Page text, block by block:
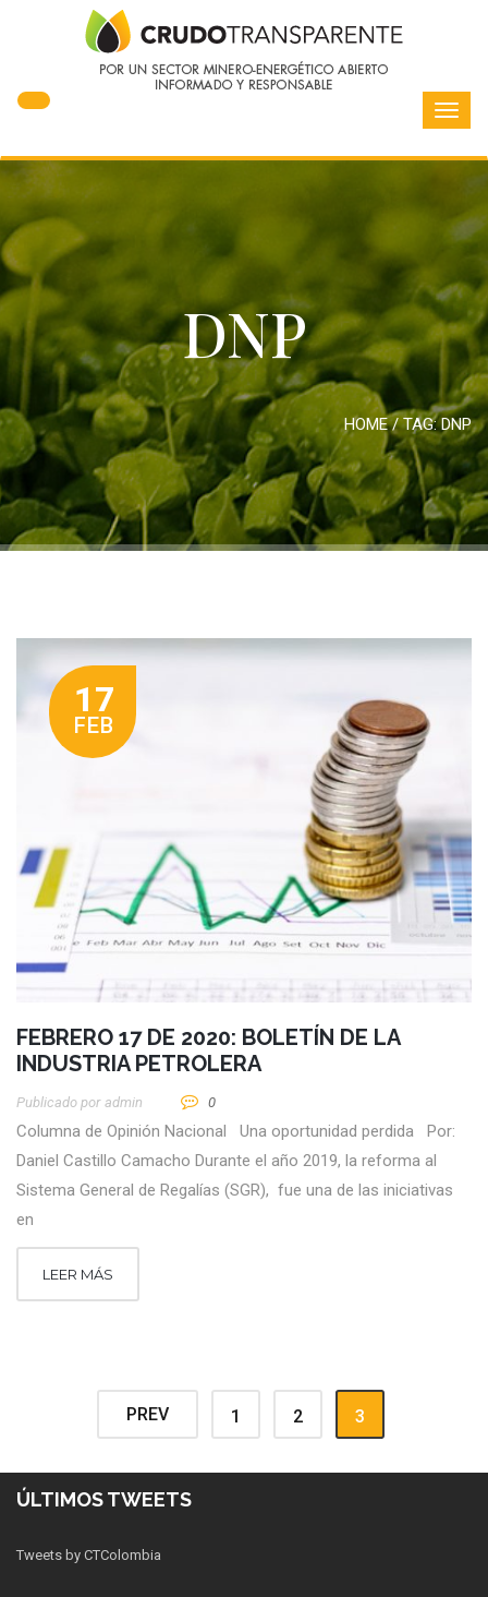
DNP
HOME/ TAG:DNP
17
FEB
FEBRERO 17 DE 2020: BOLETÍN DE LA
INDUSTRIA PETROLERA
Publicado por Admin 0
Columna de Opinión Nacional Una oportunidad perdida Por:
Daniel Castillo Camacho Durante el año 2019, la reforma al
Sistema General de Regalías (SGR), fue una de las iniciativas
en
LEER MÁS
PREV 1 2 3
ÚLTIMOS TWEETS
Tweets by CTColombia